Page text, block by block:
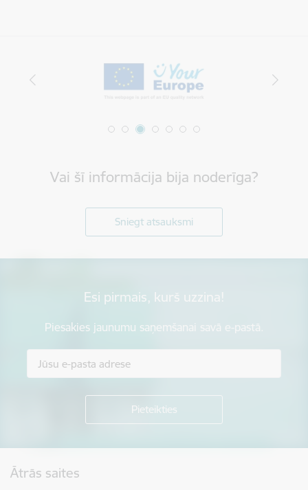
Vai šī informācija bija noderīga?
Sniegt atsauksmi
Esi pirmais, kurš uzzina!
Piesakies jaunumu saņemšanai savā e-pastā.
Ātrās saites